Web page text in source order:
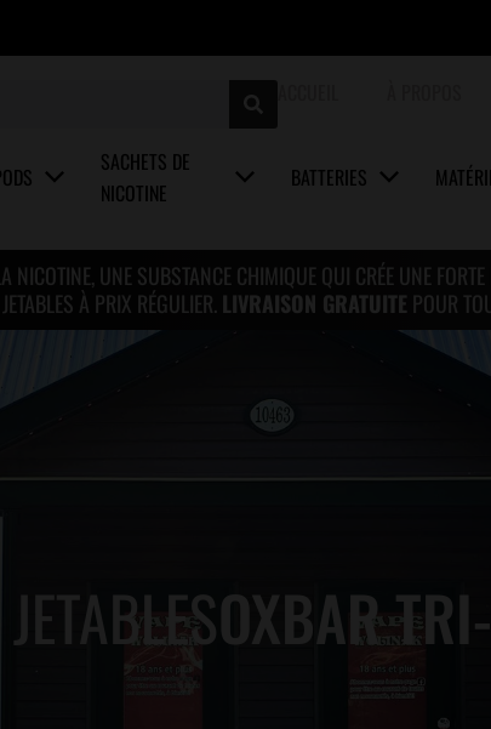
SACHETS DE
NICOTINE
BATTERIES
NICOTINE, UNE SUBSTANCE CHIMIQUE QUI CRÉE UNE
À PRIX RÉGULIER. LIVRAISON GRATUITE POUR
OXBAR